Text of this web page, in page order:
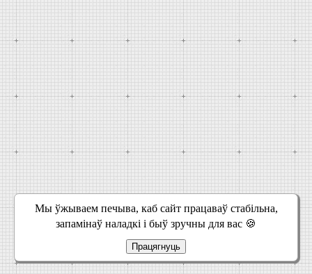
Мы ўжываем печыва, каб сайт працаваў стабільна,
запамінаў наладкі і быў зручны для вас 🍪
Працягнуць